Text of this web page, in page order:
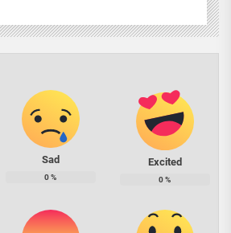
Sad
0%
Excited
0%